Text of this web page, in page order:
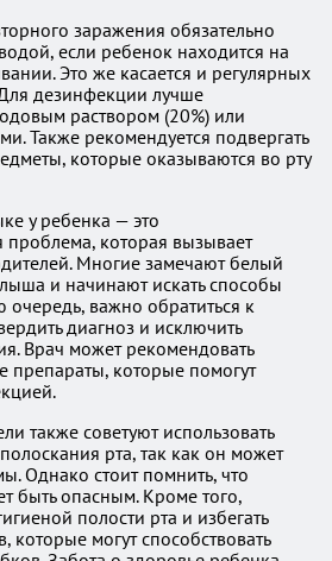
заражения обязательно
если ребенок находится на
Это же касается и регулярных
дезинфекции лучше
раствором (20%) или
Также рекомендуется подвергать
которые оказываются во рту
у ребенка — это
проблема, которая вызывает
Многие замечают белый
и начинают искать способы
важно обратиться к
диагноз и исключить
Врач может рекомендовать
препараты, которые помогут
также советуют использовать
рта, так как он может
Однако стоит помнить, что
быть опасным. Кроме того,
полости рта и избегать
которые могут способствовать